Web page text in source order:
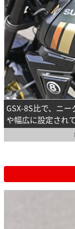
GSX-8S比で、ニ
や幅広に設定され